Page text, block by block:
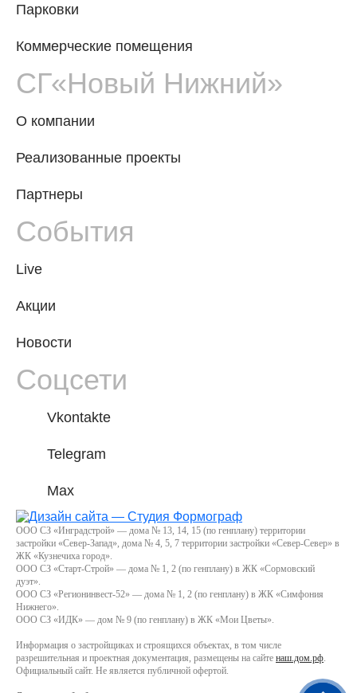
Парковки
Коммерческие помещения
СГ«Новый Нижний»
О компании
Реализованные проекты
Партнеры
События
Live
Акции
Новости
Соцсети
Vkontakte
Telegram
Max
ООО СЗ «Инградстрой» — дома № 13, 14, 15 (по генплану) территории
застройки «Север-Запад», дома № 4, 5, 7 территории застройки «Север-Север» в
ЖК «Кузнечиха город».
ООО СЗ «Старт-Строй» — дома № 1, 2 (по генплану) в ЖК «Сормовский
дуэт».
ООО СЗ «Регионинвест-52» — дома № 1, 2 (по генплану) в ЖК «Симфония
Нижнего».
ООО СЗ «ИДК» — дом № 9 (по генплану) в ЖК «Мои Цветы».
Информация о застройщиках и строящихся объектах, в том числе
разрешительная и проектная документация, размещены на сайте наш.дом.рф
Официальный сайт. Не является публичной офертой.